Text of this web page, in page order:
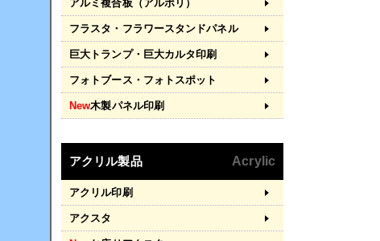
アルミ複合板（アルポリ）
フラスタ・フラワースタンドパネル
巨大トランプ・巨大カルタ印刷
フォトブース・フォトスポット
New木製パネル印刷
アクリル製品 Acrylic
アクリル印刷
アクスタ